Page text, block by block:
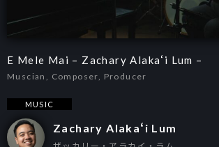
E Mele Mai – Zachary Alakaʻi Lum –
Muscian, Composer, Producer
MUSIC
Zachary Alakaʻi Lum